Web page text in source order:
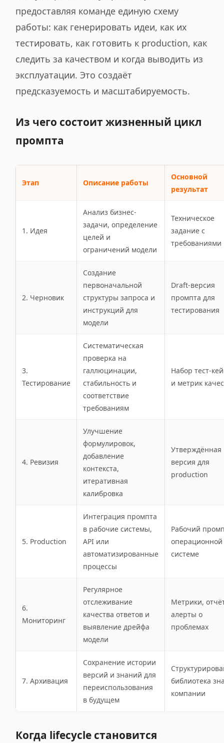
предоставляя команде единую схему
работы: как генерировать идеи, как их
тестировать, как готовить к production, как
следить за качеством и когда выводить из
эксплуатации. Это создаёт
предсказуемость и масштабируемость.
Из чего состоит жизненный цикл
промпта
Этап Описание работы
Основной
результат
1. Идея
Анализ бизнес-
задачи, определение
целей и
ограничений модели
Техническое
задание с
требованиями
2. Черновик
Создание
первоначальной
структуры запроса и
инструкций для
модели
Draft-версия
промпта для
тестирования
3.
Тестирование
Систематическая
проверка на
галлюцинации,
стабильность и
соответствие
требованиям
Набор тест-
и метрик
4. Ревизия
Улучшение
формулировок,
добавление
контекста,
итеративная
калибровка
Утверждённая
версия для
production
5. Production
Интеграция промпта
в рабочие системы,
API или
автоматизированные
процессы
Рабочий
операционной
системе
6.
Мониторинг
Регулярное
отслеживание
качества ответов и
выявление дрейфа
модели
Метрики,
алерты о
проблемах
7. Архивация
Сохранение истории
версий и знаний для
переиспользования
в будущем
библиотека
компании
Когда lifecycle становится